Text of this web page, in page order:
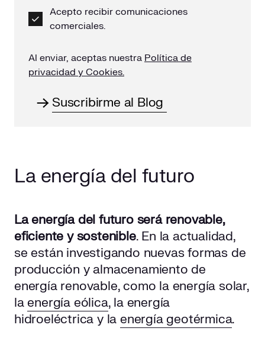
Acepto recibir comunicaciones
comerciales.
Al enviar, aceptas nuestra Política de
privacidad y Cookies.
La energía del futuro
La energía del futuro será renovable,
eficiente y sostenible. En la actualidad,
se están investigando nuevas formas de
producción y almacenamiento de
energía renovable, como la energía solar,
la energía eólica, la energía
hidroeléctrica y la energía geotérmica.